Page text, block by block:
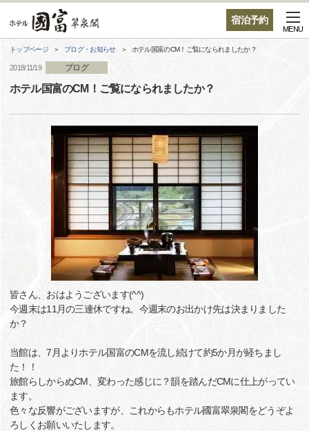
宿泊予約
MENU
トップページ ブログ・お知らせ ホテル国富のCM！ご覧になられましたか？
2018/11/19 ブログ
ホテル国富のCM！ご覧になられましたか？
皆さん、おはようございます(^^)
今週末は11月の三連休ですね。今週末のお出かけ先は決まりました
か？
当館は、7月よりホテル国富のCMを流し続けて約5か月が経ちまし
た！！
旅館らしからぬCM、変わった感じに？韻を踏んだCMに仕上がってい
ます。
色々な反響がございますが、これからもホテル國富翠泉閣をどうぞよ
ろしくお願いいたします。